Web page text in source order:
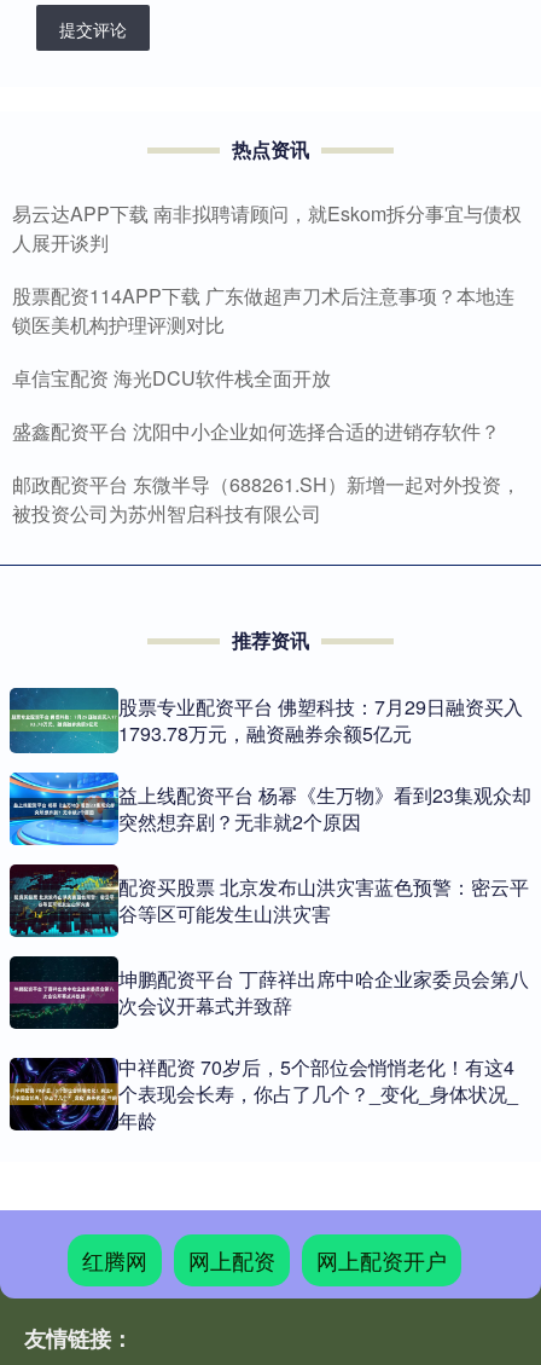
提交评论
热点资讯
易云达APP下载 南非拟聘请顾问，就Eskom拆分事宜与债权
人展开谈判
股票配资114APP下载 广东做超声刀术后注意事项？本地连
锁医美机构护理评测对比
卓信宝配资 海光DCU软件栈全面开放
盛鑫配资平台 沈阳中小企业如何选择合适的进销存软件？
邮政配资平台 东微半导（688261.SH）新增一起对外投资，
被投资公司为苏州智启科技有限公司
推荐资讯
股票专业配资平台 佛塑科技：7月29日融资买入
1793.78万元，融资融券余额5亿元
益上线配资平台 杨幂《生万物》看到23集观众却
突然想弃剧？无非就2个原因
配资买股票 北京发布山洪灾害蓝色预警：密云平
谷等区可能发生山洪灾害
坤鹏配资平台 丁薛祥出席中哈企业家委员会第八
次会议开幕式并致辞
中祥配资 70岁后，5个部位会悄悄老化！有这4
个表现会长寿，你占了几个？_变化_身体状况_
年龄
红腾网 网上配资 网上配资开户
友情链接：